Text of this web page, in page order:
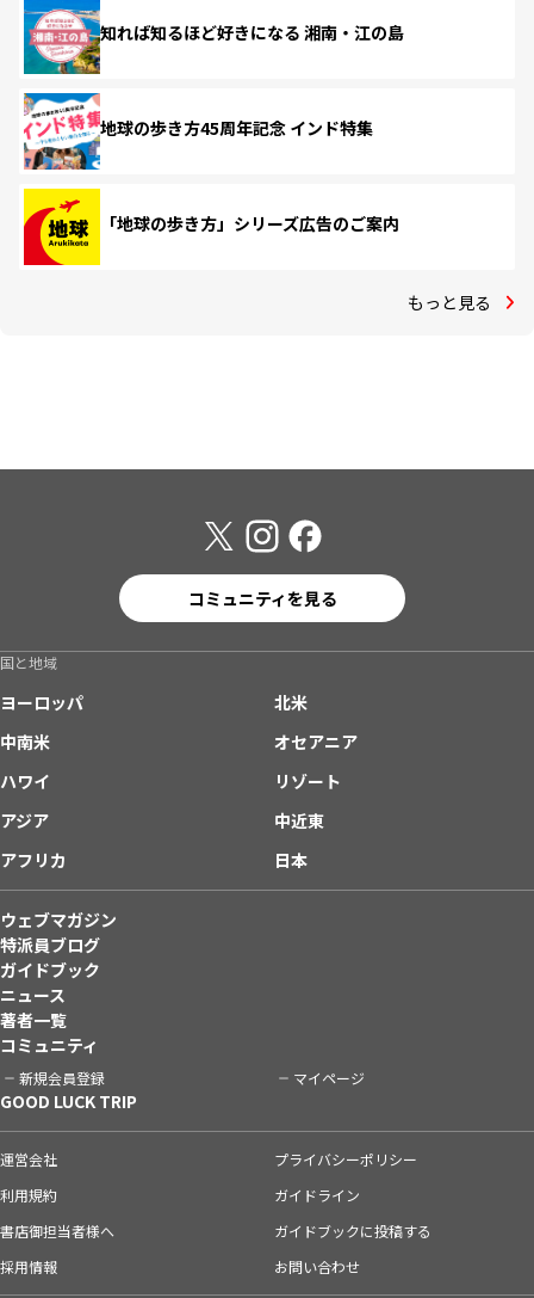
知れば知るほど好きになる 湘南・江の島
地球の歩き方45周年記念 インド特集
「地球の歩き方」シリーズ広告のご案内
もっと見る
コミュニティを見る
国と地域
ヨーロッパ
北米
中南米
オセアニア
ハワイ
リゾート
アジア
中近東
アフリカ
日本
ウェブマガジン
特派員ブログ
ガイドブック
ニュース
著者一覧
コミュニティ
新規会員登録 マイページ
GOOD LUCK TRIP
運営会社
プライバシーポリシー
利用規約
ガイドライン
書店御担当者様へ
ガイドブックに投稿する
採用情報
お問い合わせ